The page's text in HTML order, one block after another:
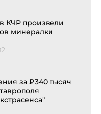
КЧР произвели
минералки
за ₽340 тысяч